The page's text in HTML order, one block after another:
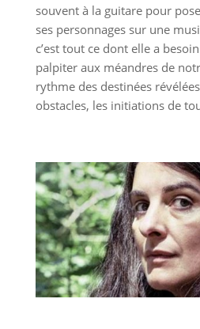
souvent à la guitare pour
ses personnages sur une
c’est tout ce dont elle a
palpiter aux méandres de
rythme des destinées
obstacles, les initiations de